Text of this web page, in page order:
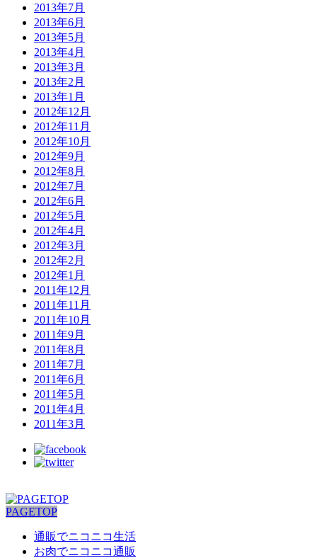
2013年7月
2013年6月
2013年5月
2013年4月
2013年3月
2013年2月
2013年1月
2012年12月
2012年11月
2012年10月
2012年9月
2012年8月
2012年7月
2012年6月
2012年5月
2012年4月
2012年3月
2012年2月
2012年1月
2011年12月
2011年11月
2011年10月
2011年9月
2011年8月
2011年7月
2011年6月
2011年5月
2011年4月
2011年3月
PAGETOP
通販でニコニコ生活
お肉でニコニコ通販